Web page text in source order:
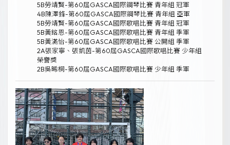
5B勞靖賢-第60屆GASCA國際鋼琴比賽 青年組 冠軍
4B陳澤鋒-第60屆GASCA國際鋼琴比賽 青年組 亞軍
5B勞靖賢-第60屆GASCA國際歌唱比賽 青年組 冠軍
5B黃銘恩-第60屆GASCA國際歌唱比賽 青年組 季軍
5B黃滿怡-第60屆GASCA國際歌唱比賽 公開組 季軍
2A張家寧、張凱茵-第60屆GASCA國際歌唱比賽 少年組
榮譽獎
2B吳晞桐-第60屆GASCA國際歌唱比賽 少年組 季軍